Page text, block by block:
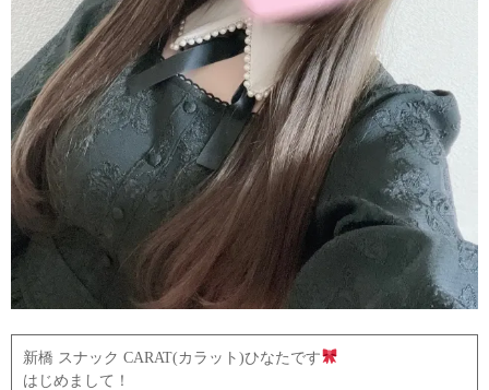
新橋 スナック CARAT(カラット)ひなたです
はじめまして！